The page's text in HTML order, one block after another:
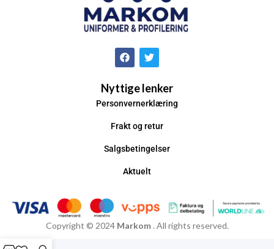
Nyttige lenker
Personvernerklæring
Frakt og retur
Salgsbetingelser
Aktuelt
Copyright © 2024 Markom . All rights reserved.